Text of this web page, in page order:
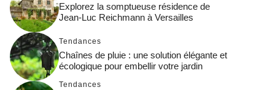
Explorez la somptueuse résidence de
Jean-Luc Reichmann à Versailles
Tendances
Chaînes de pluie : une solution élégante et
écologique pour embellir votre jardin
Tendances